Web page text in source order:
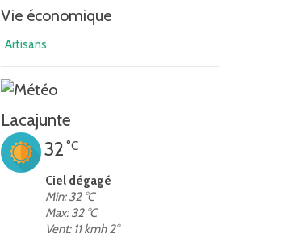
Vie économique
Artisans
Lacajunte
32 °C
Ciel dégagé
Min: 32 °C
Max: 32 °C
Vent: 11 kmh 2°